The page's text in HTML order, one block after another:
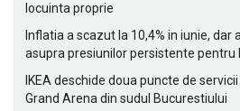
locuinta proprie
Inflatia a scazut la 10,4% in iunie,
asupra presiunilor persistente pentru
IKEA deschide doua puncte de
Grand Arena din sudul Bucurestiului